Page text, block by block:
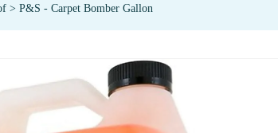
> P&S - Carpet Bomber Gallon